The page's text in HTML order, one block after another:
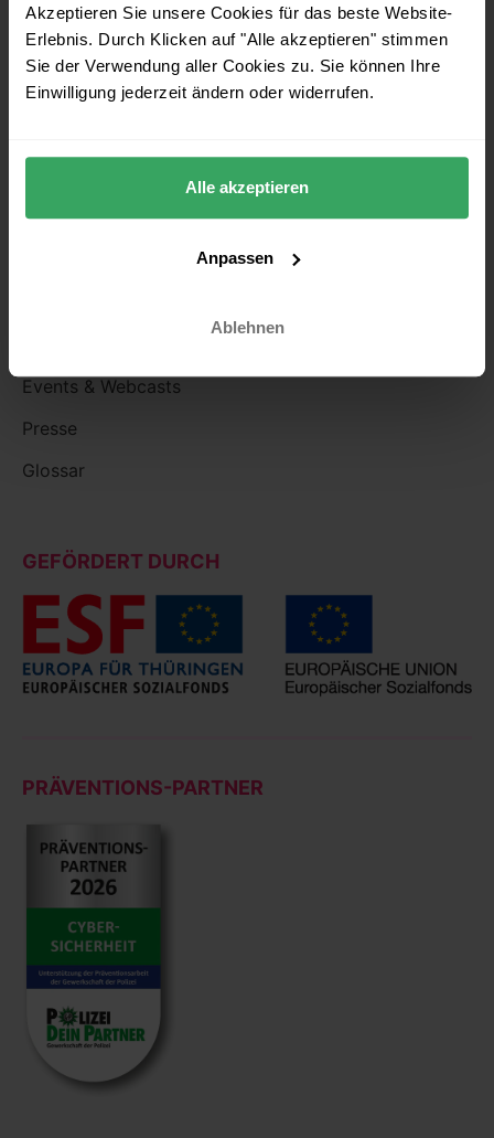
Akzeptieren Sie unsere Cookies für das beste Website-
Erlebnis. Durch Klicken auf "Alle akzeptieren" stimmen
Sie der Verwendung aller Cookies zu. Sie können Ihre
Einwilligung jederzeit ändern oder widerrufen.
Alle akzeptieren
Anpassen
Ablehnen
API
UNTERNEHMEN
Partner
Events & Webcasts
Presse
Glossar
GEFÖRDERT DURCH
PRÄVENTIONS-PARTNER